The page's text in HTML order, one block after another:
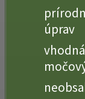
úprav